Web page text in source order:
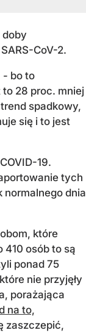
doby
CoV-2.
- bo to
28 proc. mniej
spadkowy,
się i to jest
19.
tych
normalnego dnia
które
410 osób to są
ponad 75
nie przyjęły
porażająca
na to,
zaszczepić,